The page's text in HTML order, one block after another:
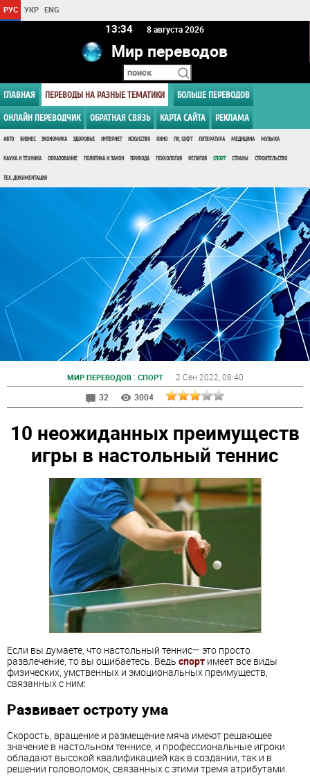
РУС УКР ENG
13 34 8 августа 2026
Мир переводов
ГЛАВНАЯ ПЕРЕВОДЫ НА РАЗНЫЕ ТЕМАТИКИ БОЛЬШЕ ПЕРЕВОДОВ
ОНЛАЙН ПЕРЕВОДЧИК ОБРАТНАЯ СВЯЗЬ КАРТА САЙТА РЕКЛАМА
АВТО БИЗНЕС ЭКОНОМИКА ЗДОРОВЬЕ ИНТЕРНЕТ ИСКУССТВО КИНО ПК, СОФТ ЛИТЕРАТУРА МЕДИЦИНА МУЗЫКА
НАУКА И ТЕХНИКА ОБРАЗОВАНИЕ ПОЛИТИКА И ЗАКОН ПРИРОДА ПСИХОЛОГИЯ РЕЛИГИЯ СПОРТ СТРАНЫ СТРОИТЕЛЬСТВО
ТЕХ. ДОКУМЕНТАЦИЯ
МИР ПЕРЕВОДОВ: СПОРТ 2 Сен 2022 , 08:40
32
3004
10 неожиданных преимуществ
игры в настольный теннис
Если вы думаете, что настольный теннис— это просто
развлечение, то вы ошибаетесь. Ведь спорт имеет все виды
физических, умственных и эмоциональных преимуществ,
связанных с ним:
Развивает остроту ума
Скорость, вращение и размещение мяча имеют решающее
значение в настольном теннисе, и профессиональные игроки
обладают высокой квалификацией как в создании, так и в
решении головоломок, связанных с этими тремя атрибутами.